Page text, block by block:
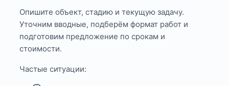
Опишите объект, стадию и текущую задачу.
Уточним вводные, подберём формат работ и
подготовим предложение по срокам и
стоимости.
Частые ситуации: